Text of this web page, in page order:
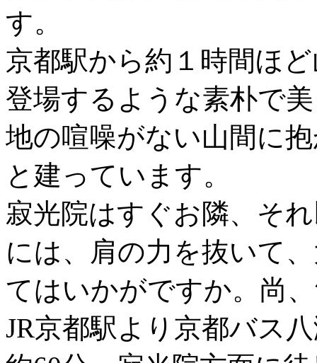
す。
京都駅から約１時間ほ
登場するような素朴で
地の喧噪がない山間に
と建っています。
寂光院はすぐお隣、そ
には、肩の力を抜いて
てはいかがですか。尚
JR京都駅より京都バス